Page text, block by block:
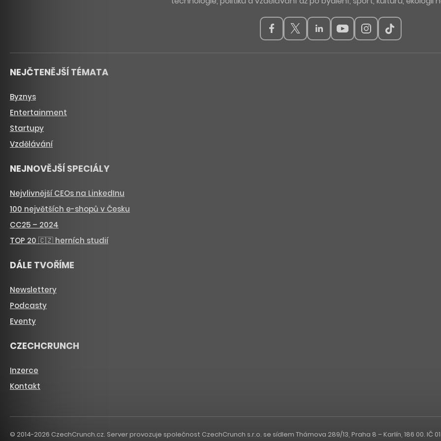
NEJČTENĚJŠÍ TÉMATA
Byznys
Entertainment
Startupy
Vzdělávání
NEJNOVĚJŠÍ SPECIÁLY
Nejvlivnější CEOs na LinkedInu
100 největších e-shopů v Česku
CC25 – 2024
TOP 20 🇨🇿 herních studií
DÁLE TVOŘÍME
Newslettery
Podcasty
Eventy
CZECHCRUNCH
Inzerce
Kontakt
© 2014-2026 CzechCrunch.cz. Server provozuje společnost CzechCrunch s.r.o. se sídlem Thámova 289/13, Praha 8 – Karlín, 186 00. IČ